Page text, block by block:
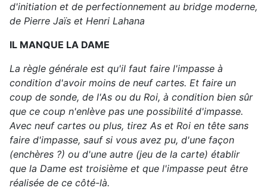
d'initiation et de perfectionnement au bridge moderne,
de Pierre Jaïs et Henri Lahana
IL MANQUE LA DAME
La règle générale est qu'il faut faire l'impasse à
condition d'avoir moins de neuf cartes. Et faire un
coup de sonde, de l'As ou du Roi, à condition bien sûr
que ce coup n'enlève pas une possibilité d'impasse.
Avec neuf cartes ou plus, tirez As et Roi en tête sans
faire d'impasse, sauf si vous avez pu, d'une façon
(enchères ?) ou d'une autre (jeu de la carte) établir
que la Dame est troisième et que l'impasse peut être
réalisée de ce côté-là.